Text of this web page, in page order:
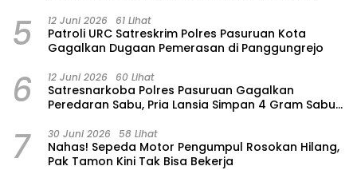
5 12 Juni 2026 61 Lihat
Patroli URC Satreskrim Polres Pasuruan Kota
Gagalkan Dugaan Pemerasan di Panggungrejo
6 12 Juni 2026 60 Lihat
Satresnarkoba Polres Pasuruan Gagalkan
Peredaran Sabu, Pria Lansia Simpan 4 Gram Sabu
7 30 Juni 2026 58 Lihat
‎Nahas! Sepeda Motor Pengumpul Rosokan Hilang,
Pak Tamon Kini Tak Bisa Bekerja